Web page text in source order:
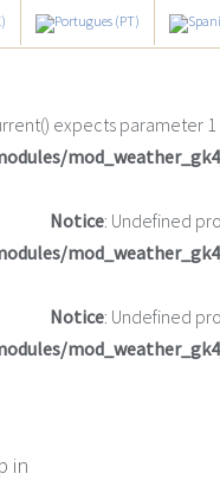
expects parameter
Notice: Undefined
Notice: Undefined
in